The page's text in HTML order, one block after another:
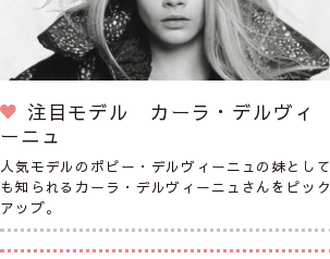
注目モデル カーラ・デルヴィ
ーニュ
人気モデルのポピー・デルヴィーニュの妹として
も知られるカーラ・デルヴィーニュさんをピック
アップ。